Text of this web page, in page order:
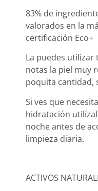
83% de
valorados en la
certificación Eco+
La puedes utilizar
notas la piel muy
poquita cantidad,
Si ves que
hidratación
noche antes de
limpieza diaria.
ACTIVOS